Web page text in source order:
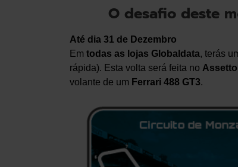
O desafio deste
Até dia 31 de Dezembro
Em todas as lojas Globaldata, terás
rápida). Esta volta será feita no
volante de um Ferrari 488 GT3.